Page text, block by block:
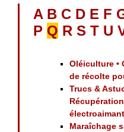
A B C D E F
P Q R S T U
Oléiculture •
de récolte
Trucs &
électroaimant
Maraîchage